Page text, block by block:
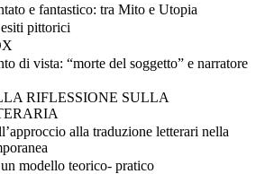
e fantastico: tra Mito e Utopia
pittorici
di vista: “morte del soggetto” e narratore
RIFLESSIONE SULLA
alla traduzione letterari nella
modello teorico- pratico